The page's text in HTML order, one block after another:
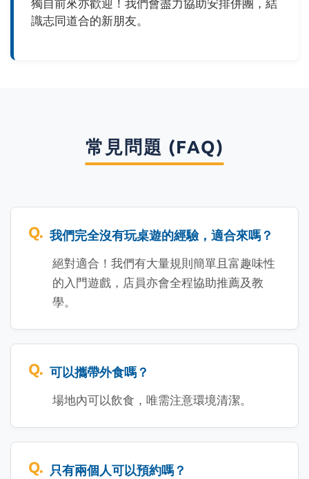
獨自前來亦歡迎！我們會盡力協助安排併團，結
識志同道合的新朋友。
常見問題 (FAQ)
我們完全沒有玩桌遊的經驗，適合來嗎？
絕對適合！我們有大量規則簡單且富趣味性
的入門遊戲，店員亦會全程協助推薦及教
學。
可以攜帶外食嗎？
場地內可以飲食，唯需注意環境清潔。
只有兩個人可以預約嗎？